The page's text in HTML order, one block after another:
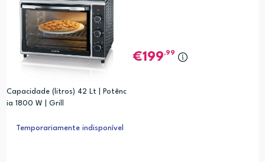
Capacidade (litros) 42 Lt | Potênc
ia 1800 W | Grill
199,99
Temporariamente indisponível